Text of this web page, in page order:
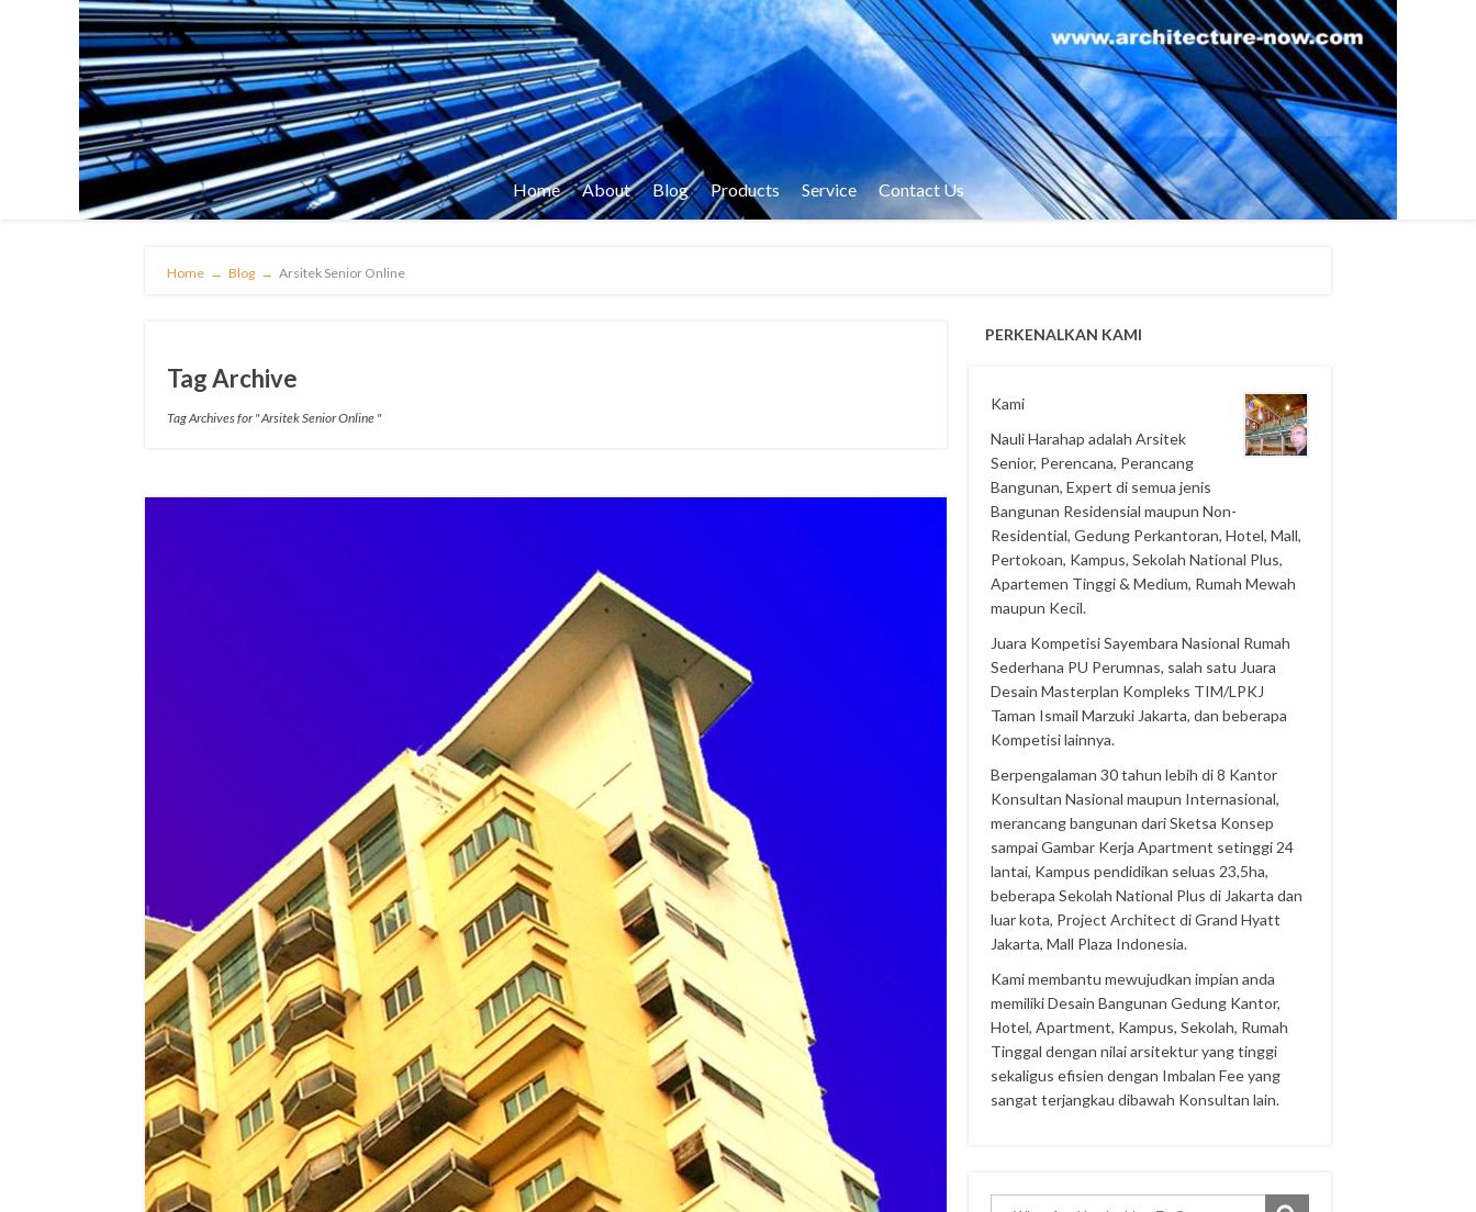
Home About Blog Products Service Contact Us
Home → Blog → Arsitek Senior Online
Tag Archive
Tag Archives for " Arsitek Senior Online "
PERKENALKAN KAMI
Kami
Nauli Harahap adalah Arsitek
Senior, Perencana, Perancang
Bangunan, Expert di semua jenis
Bangunan Residensial maupun Non-
Residential, Gedung Perkantoran, Hotel, Mall,
Pertokoan, Kampus, Sekolah National Plus,
Apartemen Tinggi & Medium, Rumah Mewah
maupun Kecil.
Juara Kompetisi Sayembara Nasional Rumah
Sederhana PU Perumnas, salah satu Juara
Desain Masterplan Kompleks TIM/LPKJ
Taman Ismail Marzuki Jakarta, dan beberapa
Kompetisi lainnya.
Berpengalaman 30 tahun lebih di 8 Kantor
Konsultan Nasional maupun Internasional,
merancang bangunan dari Sketsa Konsep
sampai Gambar Kerja Apartment setinggi 24
lantai, Kampus pendidikan seluas 23,5ha,
beberapa Sekolah National Plus di Jakarta dan
luar kota, Project Architect di Grand Hyatt
Jakarta, Mall Plaza Indonesia.
Kami membantu mewujudkan impian anda
memiliki Desain Bangunan Gedung Kantor,
Hotel, Apartment, Kampus, Sekolah, Rumah
Tinggal dengan nilai arsitektur yang tinggi
sekaligus efisien dengan Imbalan Fee yang
sangat terjangkau dibawah Konsultan lain.